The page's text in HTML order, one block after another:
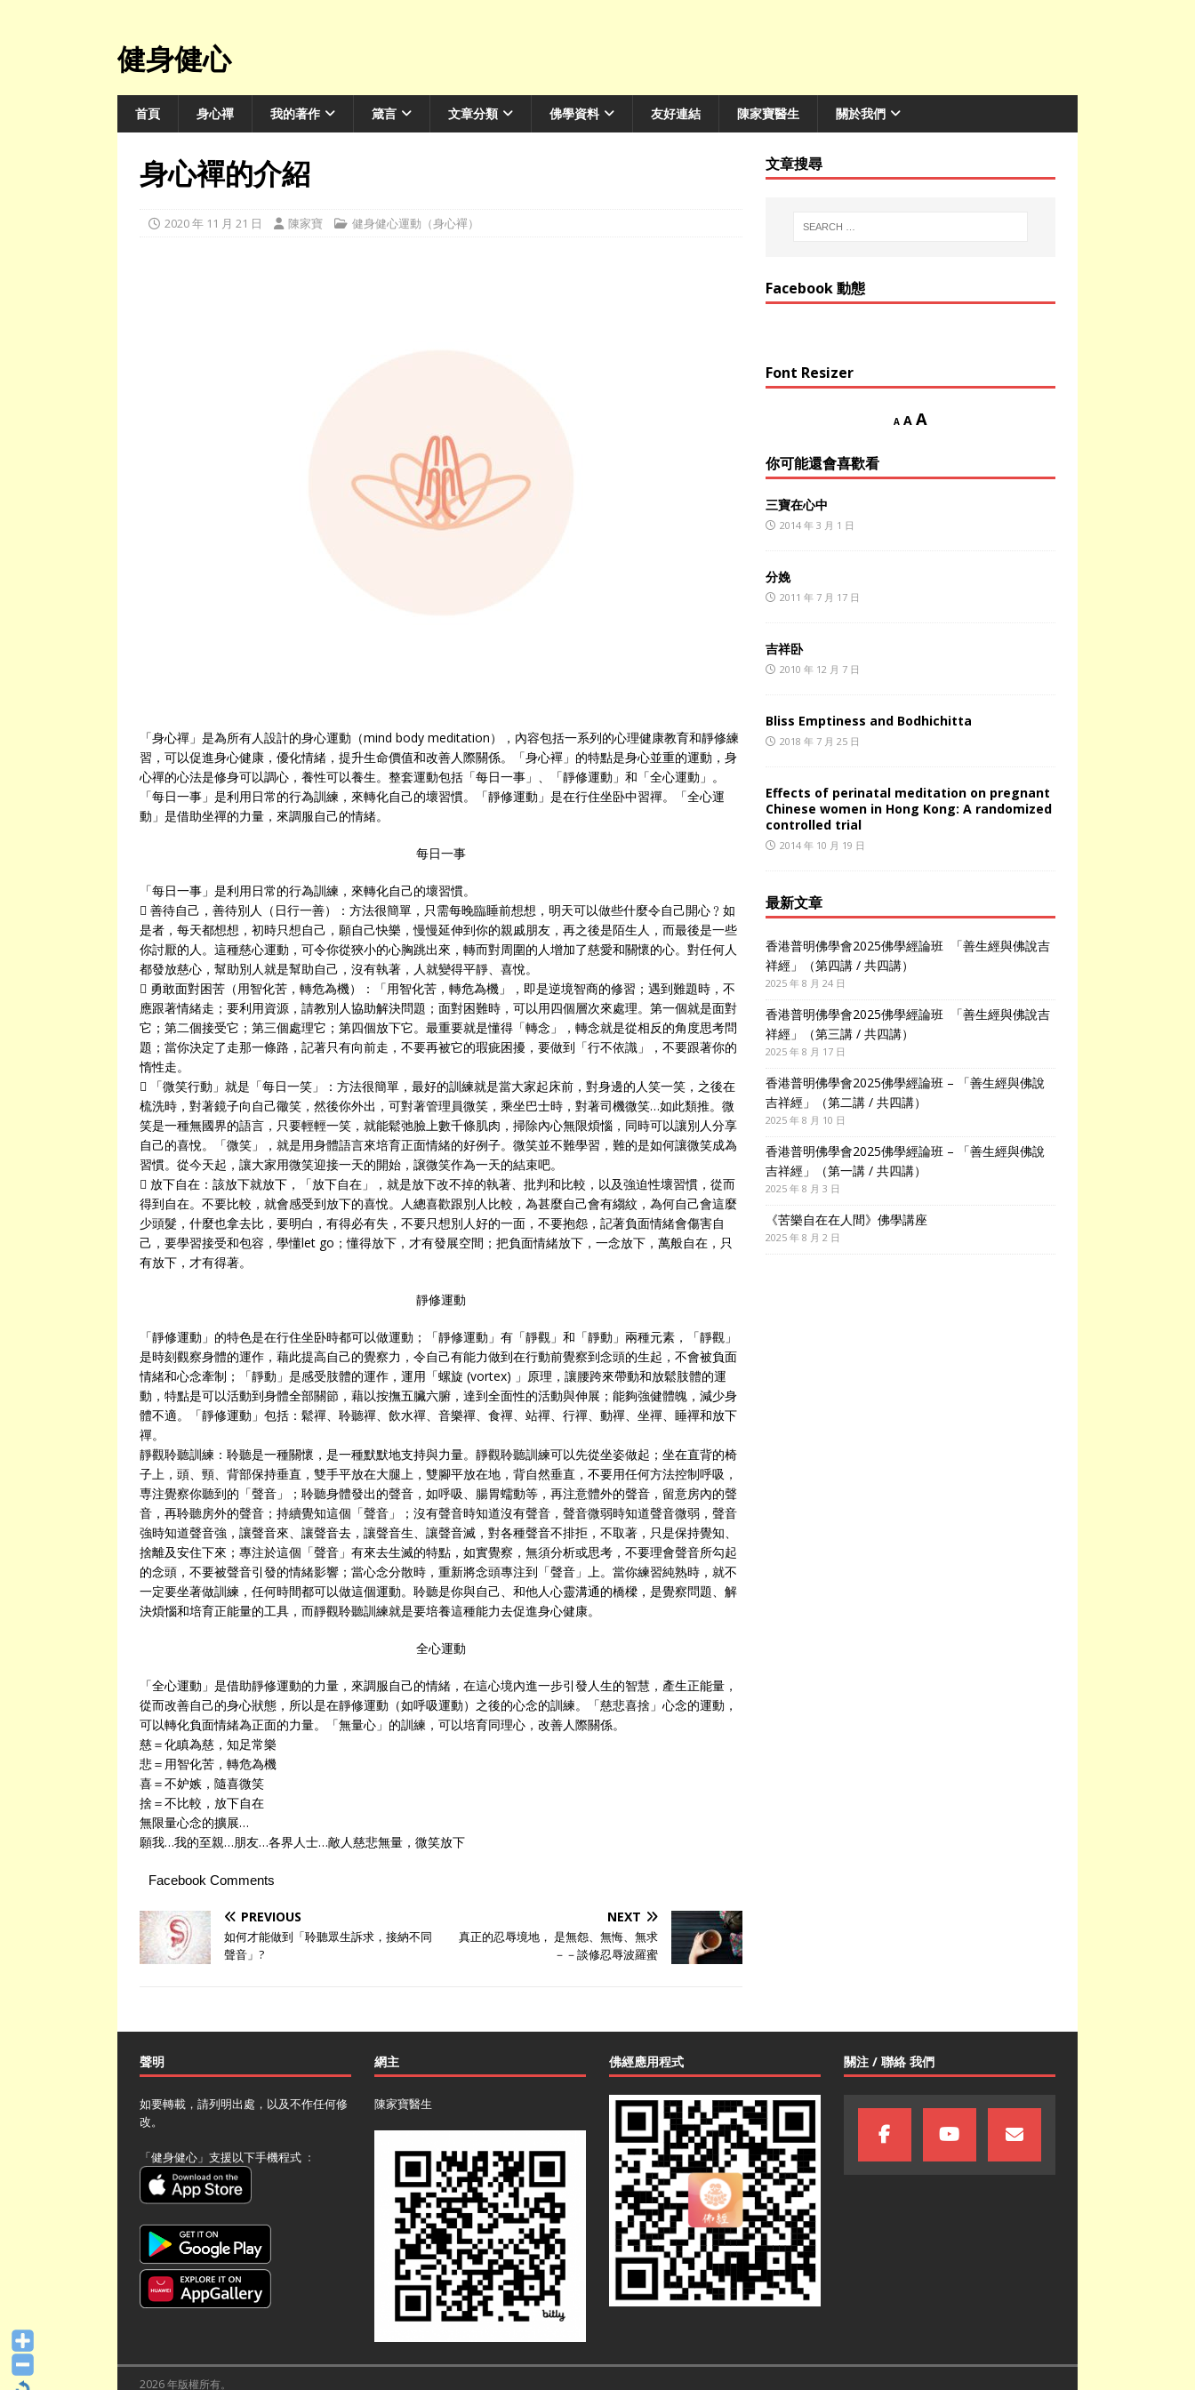
健身健心
首頁 身心禪 我的著作 箴言 文章分類 佛學資料 友好連結 陳家寶醫生 關於我們
身心襌的介紹
2020 年 11 月 21 日 陳家寶 健身健心運動（身心襌）
「身心禪」是為所有人設計的身心運動（mind body meditation），內容包括一系列的心理健康教育和靜修練
習，可以促進身心健康，優化情緒，提升生命價值和改善人際關係。「身心襌」的特點是身心並重的運動，身
心禪的心法是修身可以調心，養性可以養生。整套運動包括「每日一事」、「靜修運動」和「全心運動」。
「每日一事」是利用日常的行為訓練，來轉化自己的壞習慣。「靜修運動」是在行住坐卧中習禪。「全心運
動」是借助坐禪的力量，來調服自己的情緒。
每日一事
「每日一事」是利用日常的行為訓練，來轉化自己的壞習慣。
 善待自己，善待別人（日行一善）：方法很簡單，只需每晚臨睡前想想，明天可以做些什麼令自己開心﹖如
是者，每天都想想，初時只想自己，願自己快樂，慢慢延伸到你的親戚朋友，再之後是陌生人，而最後是一些
你討厭的人。這種慈心運動，可令你從狹小的心胸跳出來，轉而對周圍的人增加了慈愛和關懷的心。對任何人
都發放慈心，幫助別人就是幫助自己，沒有執著，人就變得平靜、喜悅。
 勇敢面對困苦（用智化苦，轉危為機）：「用智化苦，轉危為機」，即是逆境智商的修習；遇到難題時，不
應跟著情緒走；要利用資源，請教別人協助解決問題；面對困難時，可以用四個層次來處理。第一個就是面對
它；第二個接受它；第三個處理它；第四個放下它。最重要就是懂得「轉念」，轉念就是從相反的角度思考問
題；當你決定了走那一條路，記著只有向前走，不要再被它的瑕疵困擾，要做到「行不依識」，不要跟著你的
惰性走。
 「微笑行動」就是「每日一笑」：方法很簡單，最好的訓練就是當大家起床前，對身邊的人笑一笑，之後在
梳洗時，對著鏡子向自己幑笑，然後你外出，可對著管理員微笑，乘坐巴士時，對著司機微笑…如此類推。微
笑是一種無國界的語言，只要輕輕一笑，就能鬆弛臉上數千條肌肉，掃除內心無限煩惱，同時可以讓別人分享
自己的喜悅。「微笑」，就是用身體語言來培育正面情緒的好例子。微笑並不難學習，難的是如何讓微笑成為
習慣。從今天起，讓大家用微笑迎接一天的開始，譲微笑作為一天的結束吧。
 放下自在：該放下就放下，「放下自在」，就是放下改不掉的執著、批判和比較，以及強迫性壞習慣，從而
得到自在。不要比較，就會感受到放下的喜悅。人總喜歡跟別人比較，為甚麼自己會有縐紋，為何自己會這麼
少頭髮，什麼也拿去比，要明白，有得必有失，不要只想別人好的一面，不要抱怨，記著負面情緒會傷害自
己，要學習接受和包容，學懂let go；懂得放下，才有發展空間；把負面情緒放下，一念放下，萬般自在，只
有放下，才有得著。
靜修運動
「靜修運動」的特色是在行住坐卧時都可以做運動；「靜修運動」有「靜觀」和「靜動」兩種元素，「靜觀」
是時刻觀察身體的運作，藉此提高自己的覺察力，令自己有能力做到在行動前覺察到念頭的生起，不會被負面
情緒和心念牽制；「靜動」是感受肢體的運作，運用「螺旋 (vortex) 」原理，讓腰跨來帶動和放鬆肢體的運
動，特點是可以活動到身體全部關節，藉以按撫五臟六腑，達到全面性的活動與伸展；能夠強健體魄，減少身
體不適。「靜修運動」包括：鬆禪、聆聽禪、飲水禪、音樂禪、食禪、站禪、行禪、動禪、坐禪、睡禪和放下
禪。
靜觀聆聽訓練：聆聽是一種關懷，是一種默默地支持與力量。靜觀聆聽訓練可以先從坐姿做起；坐在直背的椅
子上，頭、頸、背部保持垂直，雙手平放在大腿上，雙腳平放在地，背自然垂直，不要用任何方法控制呼吸，
専注覺察你聽到的「聲音」；聆聽身體發出的聲音，如呼吸、腸胃蠕動等，再注意體外的聲音，留意房內的聲
音，再聆聽房外的聲音；持續覺知這個「聲音」；沒有聲音時知道沒有聲音，聲音微弱時知道聲音微弱，聲音
強時知道聲音強，讓聲音來、讓聲音去，讓聲音生、讓聲音滅，對各種聲音不排拒，不取著，只是保持覺知、
捨離及安住下來；專注於這個「聲音」有來去生滅的特點，如實覺察，無須分析或思考，不要理會聲音所勾起
的念頭，不要被聲音引發的情緒影響；當心念分散時，重新將念頭專注到「聲音」上。當你練習純熟時，就不
一定要坐著做訓練，任何時間都可以做這個運動。聆聽是你與自己、和他人心靈溝通的橋樑，是覺察問題、解
決煩惱和培育正能量的工具，而靜觀聆聽訓練就是要培養這種能力去促進身心健康。
全心運動
「全心運動」是借助靜修運動的力量，來調服自己的情緒，在這心境內進一步引發人生的智慧，產生正能量，
從而改善自己的身心狀態，所以是在靜修運動（如呼吸運動）之後的心念的訓練。「慈悲喜捨」心念的運動，
可以轉化負面情緒為正面的力量。「無量心」的訓練，可以培育同理心，改善人際關係。
慈＝化瞋為慈，知足常樂
悲＝用智化苦，轉危為機
喜＝不妒嫉，隨喜微笑
捨＝不比較，放下自在
無限量心念的擴展…
願我…我的至親…朋友…各界人士…敵人慈悲無量，微笑放下
Facebook Comments
PREVIOUS
如何才能做到「聆聽眾生訴求，接納不同
聲音」?
NEXT
真正的忍辱境地， 是無怨、無悔、無求
－－談修忍辱波羅蜜
文章搜尋
Facebook 動態
Font Resizer
A A A
你可能還會喜歡看
三寶在心中
2014 年 3 月 1 日
分娩
2011 年 7 月 17 日
吉祥卧
2010 年 12 月 7 日
Bliss Emptiness and Bodhichitta
2018 年 7 月 25 日
Effects of perinatal meditation on pregnant
Chinese women in Hong Kong: A randomized
controlled trial
2014 年 10 月 19 日
最新文章
香港普明佛學會2025佛學經論班 「善生經與佛說吉
祥經」（第四講 / 共四講）
2025 年 8 月 24 日
香港普明佛學會2025佛學經論班 「善生經與佛說吉
祥經」（第三講 / 共四講）
2025 年 8 月 17 日
香港普明佛學會2025佛學經論班 – 「善生經與佛說
吉祥經」（第二講 / 共四講）
2025 年 8 月 10 日
香港普明佛學會2025佛學經論班 – 「善生經與佛說
吉祥經」（第一講 / 共四講）
2025 年 8 月 3 日
《苦樂自在在人間》佛學講座
2025 年 8 月 2 日
聲明
如要轉載，請列明出處，以及不作任何修
改。
「健身健心」支援以下手機程式 ﹕
網主
陳家寶醫生
佛經應用程式 關注 / 聯絡 我們
2026 年版權所有。